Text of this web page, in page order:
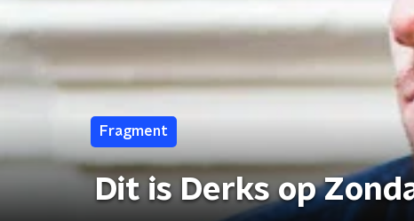
Fragment
Dit is Derks op